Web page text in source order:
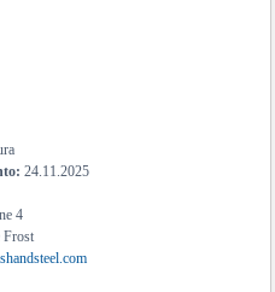
24.11.2025
4
Frost